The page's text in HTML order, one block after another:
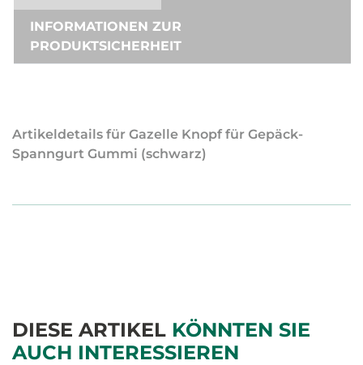
INFORMATIONEN ZUR
PRODUKTSICHERHEIT
Artikeldetails für Gazelle Knopf für Gepäck-
Spanngurt Gummi (schwarz)
DIESE ARTIKEL KÖNNTEN SIE
AUCH INTERESSIEREN